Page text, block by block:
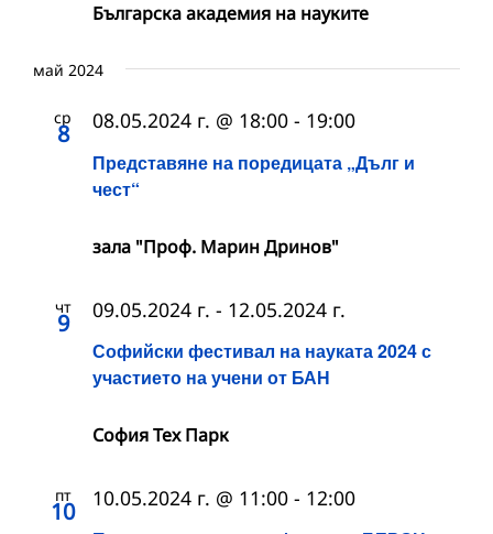
Българска академия на науките
май 2024
ср
8
Представяне на поредицата „Дълг и
чест“
08.05.2024 г. @ 18:00 - 19:00
зала "Проф. Марин Дринов"
чт
9
Софийски фестивал на науката 2024 с
участието на учени от БАН
09.05.2024 г. - 12.05.2024 г.
София Тех Парк
пт
10 10.05.2024 г. @ 11:00 - 12:00